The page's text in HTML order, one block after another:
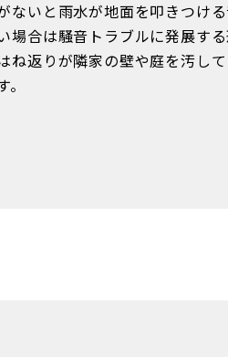
ないと雨水が地面を叩きつけ
場合は騒音トラブルに発展する
ね返りが隣家の壁や庭を汚し